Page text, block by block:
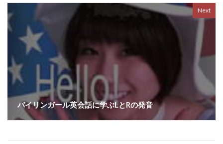
Next
バイリンガール英会話に学ぶLとRの発音